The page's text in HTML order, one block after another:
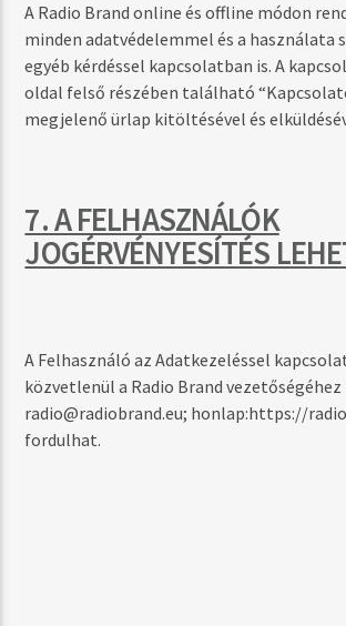
A Radio Brand online és offline módon
minden adatvédelemmel és a használata
egyéb kérdéssel kapcsolatban is. A
oldal felső részében található
megjelenő ürlap kitöltésével és
7. A FELHASZNÁLÓK
JOGÉRVÉNYESÍTÉS
A Felhasználó az Adatkezeléssel
közvetlenül a Radio Brand
radio@radiobrand.eu; honlap:https://
fordulhat.